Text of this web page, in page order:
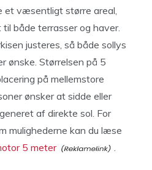
et væsentligt større areal,
både terrasser og haver.
justeres, så både sollys
ønske. Størrelsen på 5
på mellemstore
ønsker at sidde eller
af direkte sol. For
mulighederne kan du læse
5 meter .